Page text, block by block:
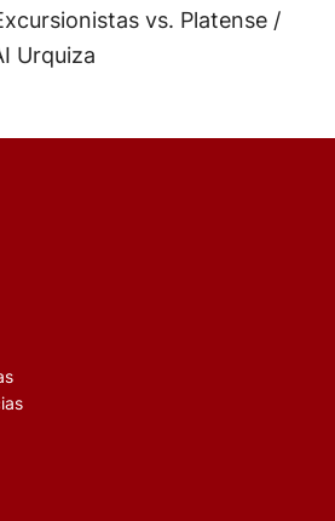
vs. Platense /
Urquiza